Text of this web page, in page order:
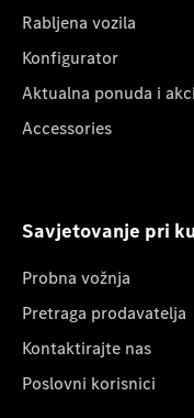
Rabljena vozila
Konfigurator
Aktualna ponuda i
Accessories
Savjetovanje pri
Probna vožnja
Pretraga prodavatelja
Kontaktirajte nas
Poslovni korisnici